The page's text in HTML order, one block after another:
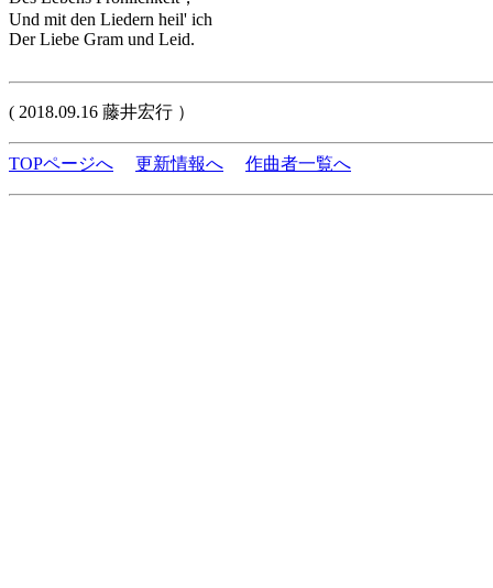
Und mit den Liedern heil' ich
Der Liebe Gram und Leid.
( 2018.09.16 藤井宏行 ）
TOPページへ 更新情報へ 作曲者一覧へ